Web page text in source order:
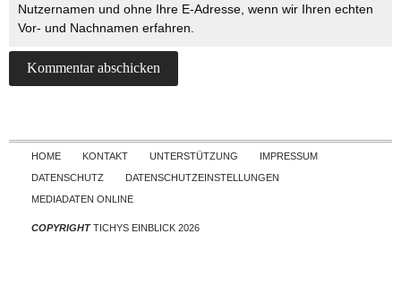
Nutzernamen und ohne Ihre E-Adresse, wenn wir Ihren echten
Vor- und Nachnamen erfahren.
Skip to content
HOME KONTAKT UNTERSTÜTZUNG
IMPRESSUM
DATENSCHUTZ
DATENSCHUTZEINSTELLUNGEN
MEDIADATEN ONLINE
COPYRIGHTTICHYS EINBLICK 2026